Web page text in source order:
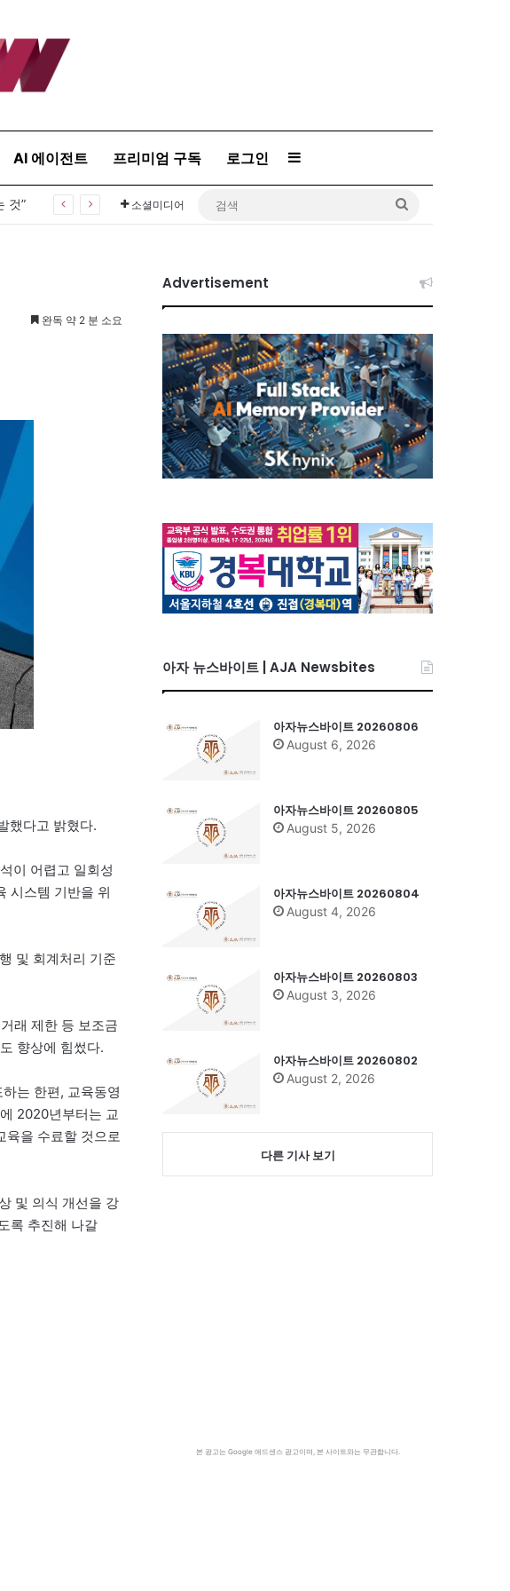
AI 에이전트 프리미엄 구독 로그인 Sidebar
것” 소셜미디어
완독 약 2 분 소요
했다고 밝혔다.
이 어렵고 일회성
시스템 기반을 위
및 회계처리 기준
래 제한 등 보조금
향상에 힘썼다.
는 한편, 교육동영
2020년부터는 교
육을 수료할 것으로
및 의식 개선을 강
록 추진해 나갈
Advertisement
아자 뉴스바이트 | AJA Newsbites
아자뉴스바이트 20260806
August 6, 2026
아자뉴스바이트 20260805
August 5, 2026
아자뉴스바이트 20260804
August 4, 2026
아자뉴스바이트 20260803
August 3, 2026
아자뉴스바이트 20260802
August 2, 2026
다른 기사 보기
본 광고는 Google 애드센스 광고이며, 본 사이트와는 무관합니다.